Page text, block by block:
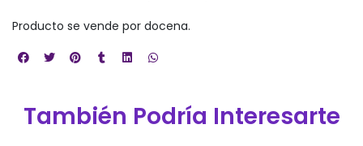
Producto se vende por docena.
También Podría Interesarte